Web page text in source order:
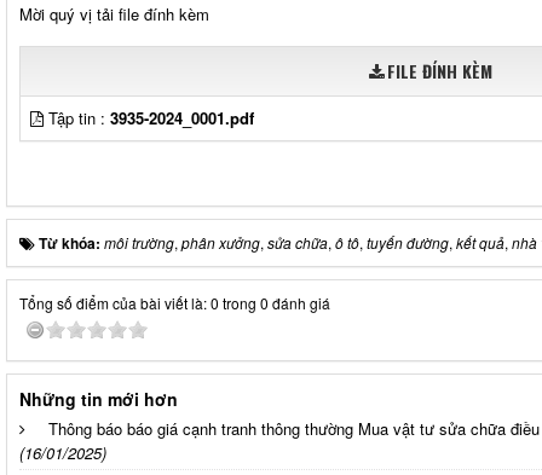
Mời quý vị tải file đính kèm
FILE ĐÍNH KÈM
Tập tin : 3935-2024_0001.pdf
Từ khóa: môi trường, phân xưởng, sửa chữa, ô tô, tuyến đường, kết quả, nhà
Tổng số điểm của bài viết là: 0 trong 0 đánh giá
Những tin mới hơn
Thông báo báo giá cạnh tranh thông thường Mua vật tư sửa chữa
(16/01/2025)